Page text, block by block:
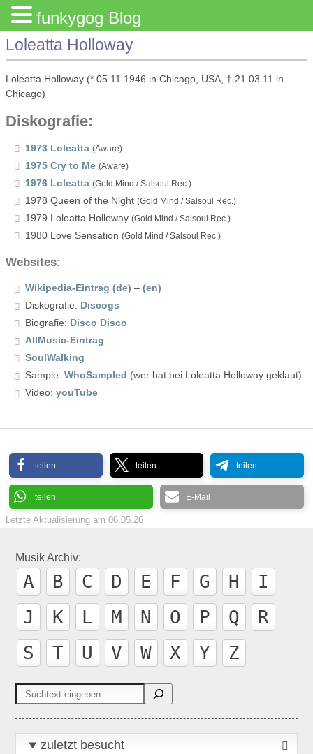
Loleatta Holloway
Loleatta Holloway (* 05.11.1946 in Chicago, USA, † 21.03.11 in
Chicago)
Diskografie:
1973 Loleatta (Aware)
1975 Cry to Me (Aware)
1976 Loleatta (Gold Mind / Salsoul Rec.)
1978 Queen of the Night (Gold Mind / Salsoul Rec.)
1979 Loleatta Holloway (Gold Mind / Salsoul Rec.)
1980 Love Sensation (Gold Mind / Salsoul Rec.)
Websites:
Wikipedia-Eintrag (de) – (en)
Diskografie: Discogs
Biografie: Disco Disco
AllMusic-Eintrag
SoulWalking
Sample: WhoSampled (wer hat bei Loleatta Holloway geklaut)
Video: youTube
teilen teilen teilen
teilen E-Mail
Letzte Aktualisierung am 06.05.26
Musik Archiv:
A B C D E F G H
I
J
K L M N O P Q
R
S
T U V W X Y Z
Suchen
zuletzt besucht
funkygog Blog